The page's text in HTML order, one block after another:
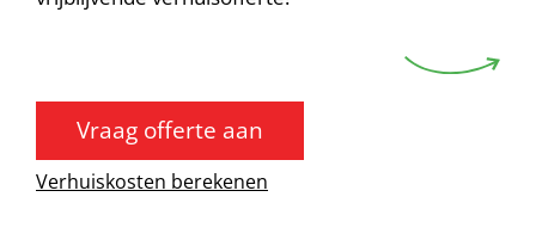
Vraag offerte aan
Verhuiskosten berekenen